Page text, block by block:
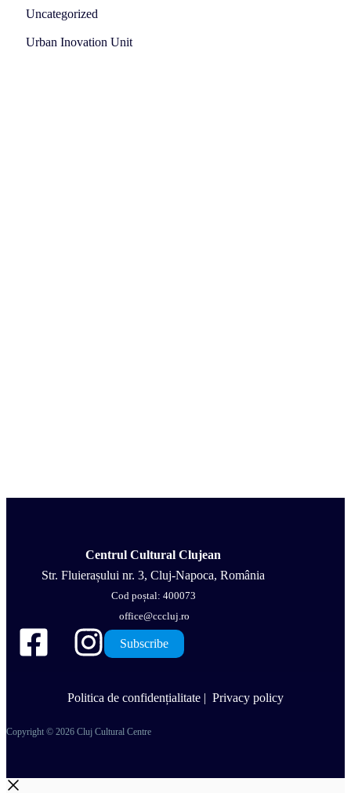
Uncategorized
Urban Inovation Unit
Centrul Cultural Clujean
Str. Fluierașului nr. 3, Cluj-Napoca, România
Cod poștal: 400073
office@cccluj.ro
Subscribe
Politica de confidențialitate | Privacy policy
Copyright © 2026 Cluj Cultural Centre